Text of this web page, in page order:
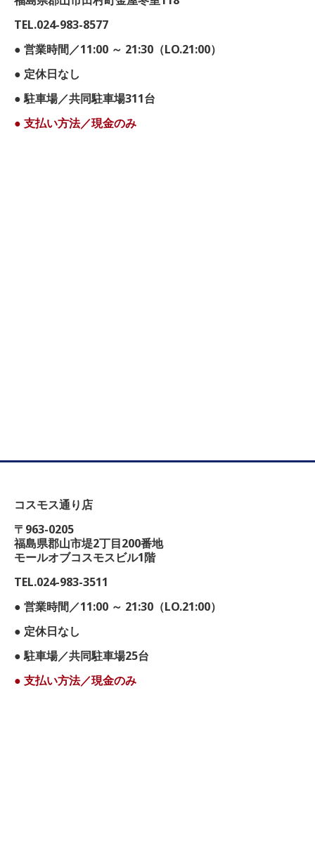
TEL.024-983-8577
● 営業時間／11:00 ～ 21:30（LO.21:00）
● 定休日なし
● 駐車場／共同駐車場311台
● 支払い方法／現金のみ
コスモス通り店
〒963-0205
福島県郡山市堤2丁目200番地
モールオブコスモスビル1階
TEL.024-983-3511
● 営業時間／11:00 ～ 21:30（LO.21:00）
● 定休日なし
● 駐車場／共同駐車場25台
● 支払い方法／現金のみ